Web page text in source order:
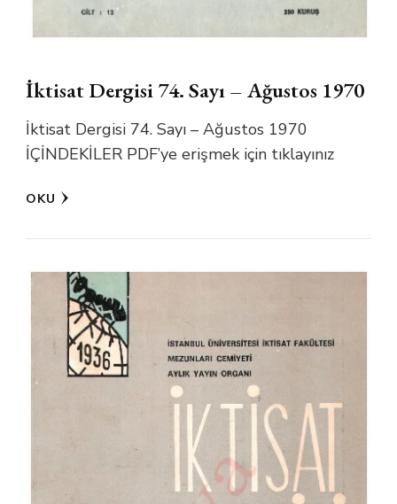
İktisat Dergisi 74. Sayı – Ağustos 1970
İktisat Dergisi 74. Sayı – Ağustos 1970
İÇİNDEKİLER PDF’ye erişmek için tıklayınız
OKU